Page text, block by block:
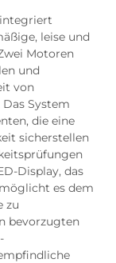
leise und
Motoren
und
von
System
die eine
sicherstellen
Display, das
es dem
zu
bevorzugten